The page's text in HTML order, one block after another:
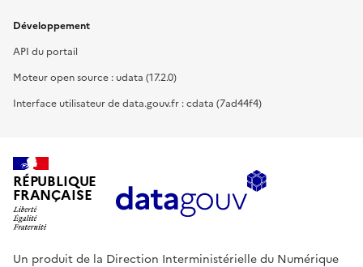
Développement
API du portail
Moteur open source : udata (17.2.0)
Interface utilisateur de data.gouv.fr : cdata (7ad44f4)
RÉPUBLIQUE
FRANÇAISE
Un produit de la Direction Interministérielle du Numérique